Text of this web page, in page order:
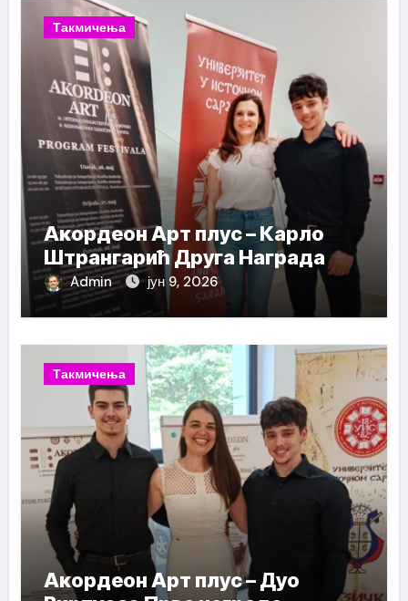
Такмичења
Акордеон Арт плус – Карло
Штрангарић Друга Награда
Admin јун 9, 2026
Такмичења
Акордеон Арт плус – Дуо